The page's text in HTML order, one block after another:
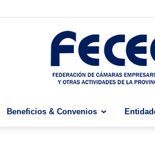
Beneficios & Convenios